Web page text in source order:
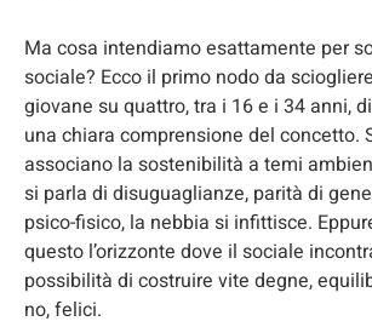
Ma cosa intendiamo esattamente per
sociale? Ecco il primo nodo da
giovane su quattro, tra i 16 e i 34 anni,
una chiara comprensione del concetto.
associano la sostenibilità a temi
si parla di disuguaglianze, parità di
psico-fisico, la nebbia si infittisce.
questo l’orizzonte dove il sociale
possibilità di costruire vite degne,
no, felici.